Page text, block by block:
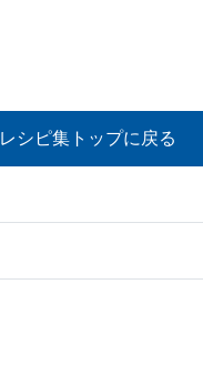
レシピ集トップに戻る